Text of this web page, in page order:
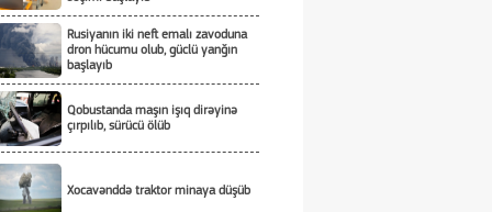
Rusiyanın iki neft emalı zavoduna
dron hücumu olub, güclü yanğın
başlayıb
Qobustanda maşın işıq dirəyinə
çırpılıb, sürücü ölüb
Xocavənddə traktor minaya düşüb